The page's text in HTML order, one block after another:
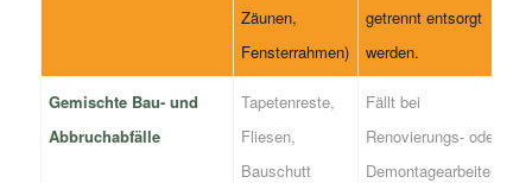
Zäunen,
Fensterrahmen)
getrennt entsorgt
werden.
Gemischte Bau- und
Abbruchabfälle
Tapetenreste,
Fliesen,
Bauschutt
Fällt bei
Renovierungs- oder
Demontagearbeiten